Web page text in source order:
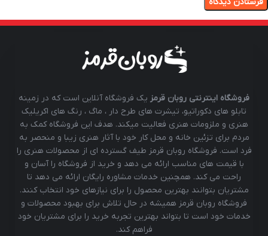
فروشگاه اینترنتی روبان قرمز یک فروشگاه آنلاین است که در زمینه
تابلو های دکوراتیو، تیشرت های طرح دار ، ماگ ، رنگ های اکریلیک
هنری و ملزومات هنری فعالیت میکند. هدف این فروشگاه کمک به
مردم برای تزئین خانه و محل کار خود با آثار هنری زیبا و منحصر به
فرد است. فروشگاه روبان قرمز طیف گسترده ای از محصولات هنری را
با قیمت های مناسب ارائه می دهد و خرید از فروشگاه را آسان و
راحت می کند. همچنین خدمات مشاوره رایگان ارائه می دهد تا
مشتریان بتوانند بهترین محصول را برای نیازهای خود انتخاب کنند.
فروشگاه روبان قرمز همیشه در حال تلاش برای بهبود محصولات و
خدمات خود است تا بتواند بهترین تجربه خرید را برای مشتریان خود
فراهم کند.